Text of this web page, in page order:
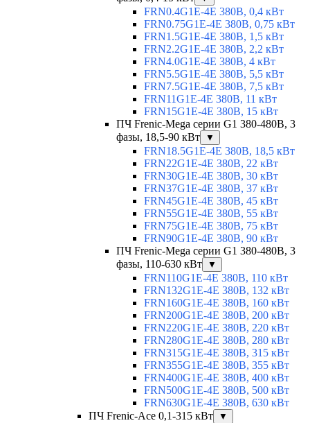
FRN0.4G1E-4E 380В, 0,4 кВт
FRN0.75G1E-4E 380В, 0,75 кВт
FRN1.5G1E-4E 380В, 1,5 кВт
FRN2.2G1E-4E 380В, 2,2 кВт
FRN4.0G1E-4E 380В, 4 кВт
FRN5.5G1E-4E 380В, 5,5 кВт
FRN7.5G1E-4E 380В, 7,5 кВт
FRN11G1E-4E 380В, 11 кВт
FRN15G1E-4E 380В, 15 кВт
ПЧ Frenic-Mega серии G1 380-480В, 3
фазы, 18,5-90 кВт
▼
FRN18.5G1E-4E 380В, 18,5 кВт
FRN22G1E-4E 380В, 22 кВт
FRN30G1E-4E 380В, 30 кВт
FRN37G1E-4E 380В, 37 кВт
FRN45G1E-4E 380В, 45 кВт
FRN55G1E-4E 380В, 55 кВт
FRN75G1E-4E 380В, 75 кВт
FRN90G1E-4E 380В, 90 кВт
ПЧ Frenic-Mega серии G1 380-480В, 3
фазы, 110-630 кВт
▼
FRN110G1E-4E 380В, 110 кВт
FRN132G1E-4E 380В, 132 кВт
FRN160G1E-4E 380В, 160 кВт
FRN200G1E-4E 380В, 200 кВт
FRN220G1E-4E 380В, 220 кВт
FRN280G1E-4E 380В, 280 кВт
FRN315G1E-4E 380В, 315 кВт
FRN355G1E-4E 380В, 355 кВт
FRN400G1E-4E 380В, 400 кВт
FRN500G1E-4E 380В, 500 кВт
FRN630G1E-4E 380В, 630 кВт
ПЧ Frenic-Ace 0,1-315 кВт
▼